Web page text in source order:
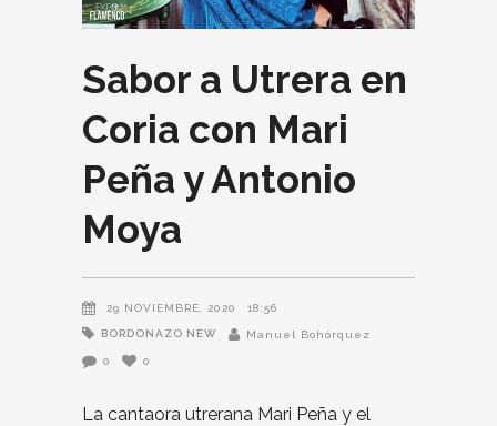
Sabor a Utrera en
Coria con Mari
Peña y Antonio
Moya
29 NOVIEMBRE, 2020 18:56
BORDONAZO NEW Manuel Bohórquez
0 0
La cantaora utrerana Mari Peña y el